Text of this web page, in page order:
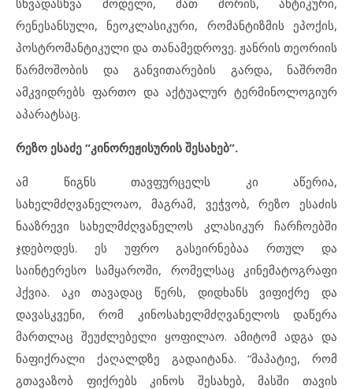
სხვადასხვა მოდელი, მათ შორის, ანტიკური,
რენესანსული, ნეოკლასიკური, რომანტიზმის ეპოქის,
პოსტრომანტიკული და თანამედროვე. ჟანრის თეორიის
წარმოშობის და განვითარების გარდა, ნაშრომი
ამკვიდრებს ფართო და აქტუალურ ტერმინოლოგიურ
აპარატსაც.
რეზო ესაძე “კინორეჟისურის შესახებ”.
ამ წიგნს თავფურცელს კი აწერია,
სახელმძღვანელოაო, მაგრამ, ვეჭვობ, რეზო ესაძის
ნააზრევი სახელმძღვანელოს კლასიკურ ჩარჩოებში
ჯდებოდეს. ეს უფრო გასეირნებაა რთულ და
საინტერესო სამყაროში, რომელსაც კინემატოგრაფი
ჰქვია. აკი თავადაც წერს, დიდხანს ვიფიქრე და
დავასკვენი, რომ კინოსახელმძღვანელოს დაწერა
მართლაც შეუძლებელი ყოფილაო. ამიტომ ადგა და
ნაფიქრალი ქაღალდზე გადაიტანა. “მაპატიე, რომ
გთავაზობ ფიქრებს კინოს შესახებ, მასში თავის